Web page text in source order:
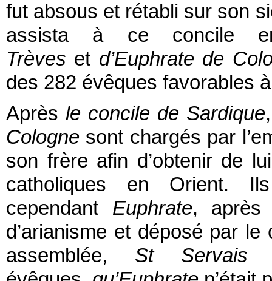
fut absous et rétabli sur son
assista à ce concile
Trèves et d’Euphrate de
des 282 évêques favorables
Après le concile de Sardique
Cologne sont chargés par
son frère afin d’obtenir de
catholiques en Orient.
cependant Euphrate, après
d’arianisme et déposé par
assemblée, St Servais